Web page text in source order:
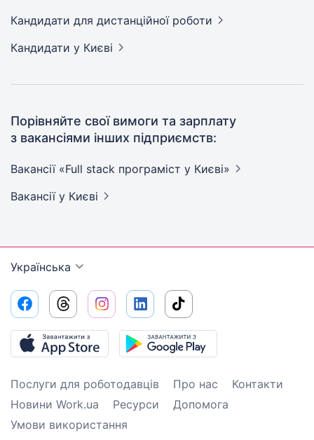
Кандидати для дистанційної роботи
Кандидати у Києві
Порівняйте свої вимоги та зарплату
з вакансіями інших підприємств:
Вакансії «Full stack програміст у Києві»
Вакансії у Києві
Українська
Послуги для роботодавців Про нас
Контакти
Новини Work.ua
Ресурси
Допомога
Умови використання